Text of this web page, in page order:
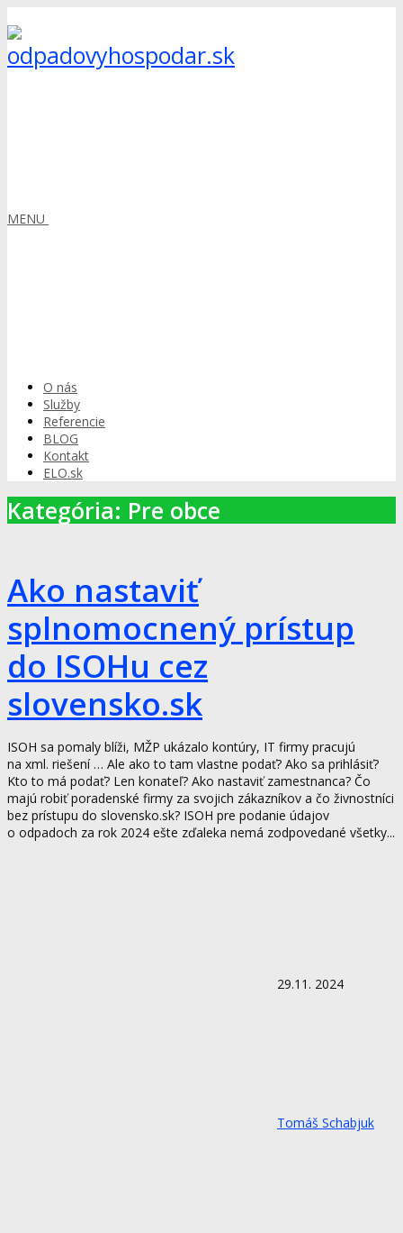
MENU
O nás
Služby
Referencie
BLOG
Kontakt
ELO.sk
Kategória: Pre obce
Ako nastaviť
splnomocnený prístup
do ISOHu cez
slovensko.sk
ISOH sa pomaly blíži, MŽP ukázalo kontúry, IT firmy pracujú
na xml. riešení … Ale ako to tam vlastne podať? Ako sa prihlásiť?
Kto to má podať? Len konateľ? Ako nastaviť zamestnanca? Čo
majú robiť poradenské firmy za svojich zákazníkov a čo živnostníci
bez prístupu do slovensko.sk? ISOH pre podanie údajov
o odpadoch za rok 2024 ešte zďaleka nemá zodpovedané všetky...
29.11. 2024
Tomáš Schabjuk